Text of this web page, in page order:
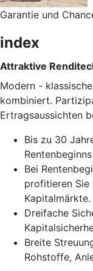
Garantie und
index
Attraktive
Modern -
kombiniert.
Ertragsaussichten
Bis zu 30
Bei
profitieren
Kapitalmärkte.
Dreifache
Breite
Rohstoffe,